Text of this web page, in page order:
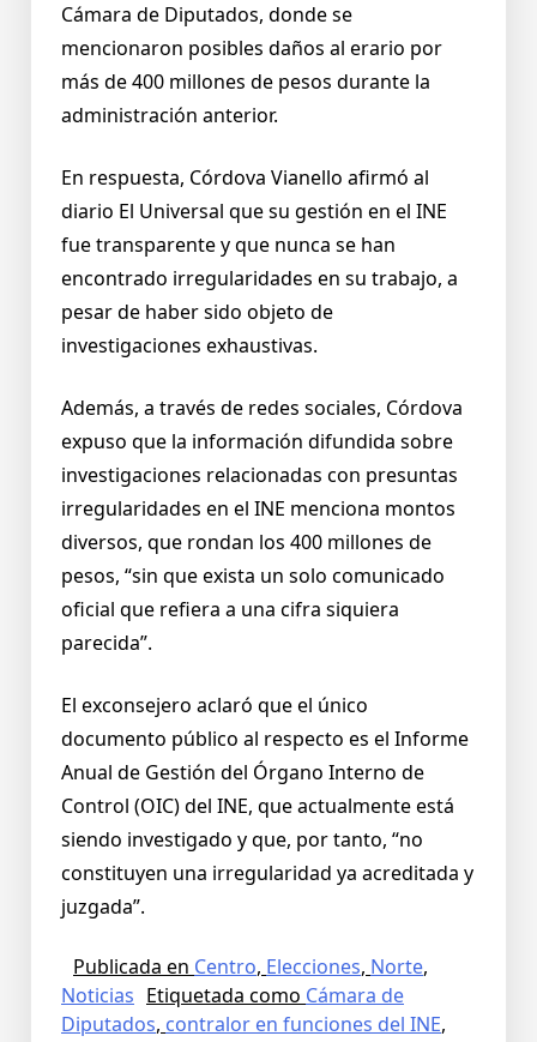
Cámara de Diputados, donde se
mencionaron posibles daños al erario por
más de 400 millones de pesos durante la
administración anterior.
En respuesta, Córdova Vianello afirmó al
diario El Universal que su gestión en el INE
fue transparente y que nunca se han
encontrado irregularidades en su trabajo, a
pesar de haber sido objeto de
investigaciones exhaustivas.
Además, a través de redes sociales, Córdova
expuso que la información difundida sobre
investigaciones relacionadas con presuntas
irregularidades en el INE menciona montos
diversos, que rondan los 400 millones de
pesos, “sin que exista un solo comunicado
oficial que refiera a una cifra siquiera
parecida”.
El exconsejero aclaró que el único
documento público al respecto es el Informe
Anual de Gestión del Órgano Interno de
Control (OIC) del INE, que actualmente está
siendo investigado y que, por tanto, “no
constituyen una irregularidad ya acreditada y
juzgada”.
Publicada en Centro, Elecciones, Norte,
Noticias Etiquetada como Cámara de
Diputados, contralor en funciones del INE,